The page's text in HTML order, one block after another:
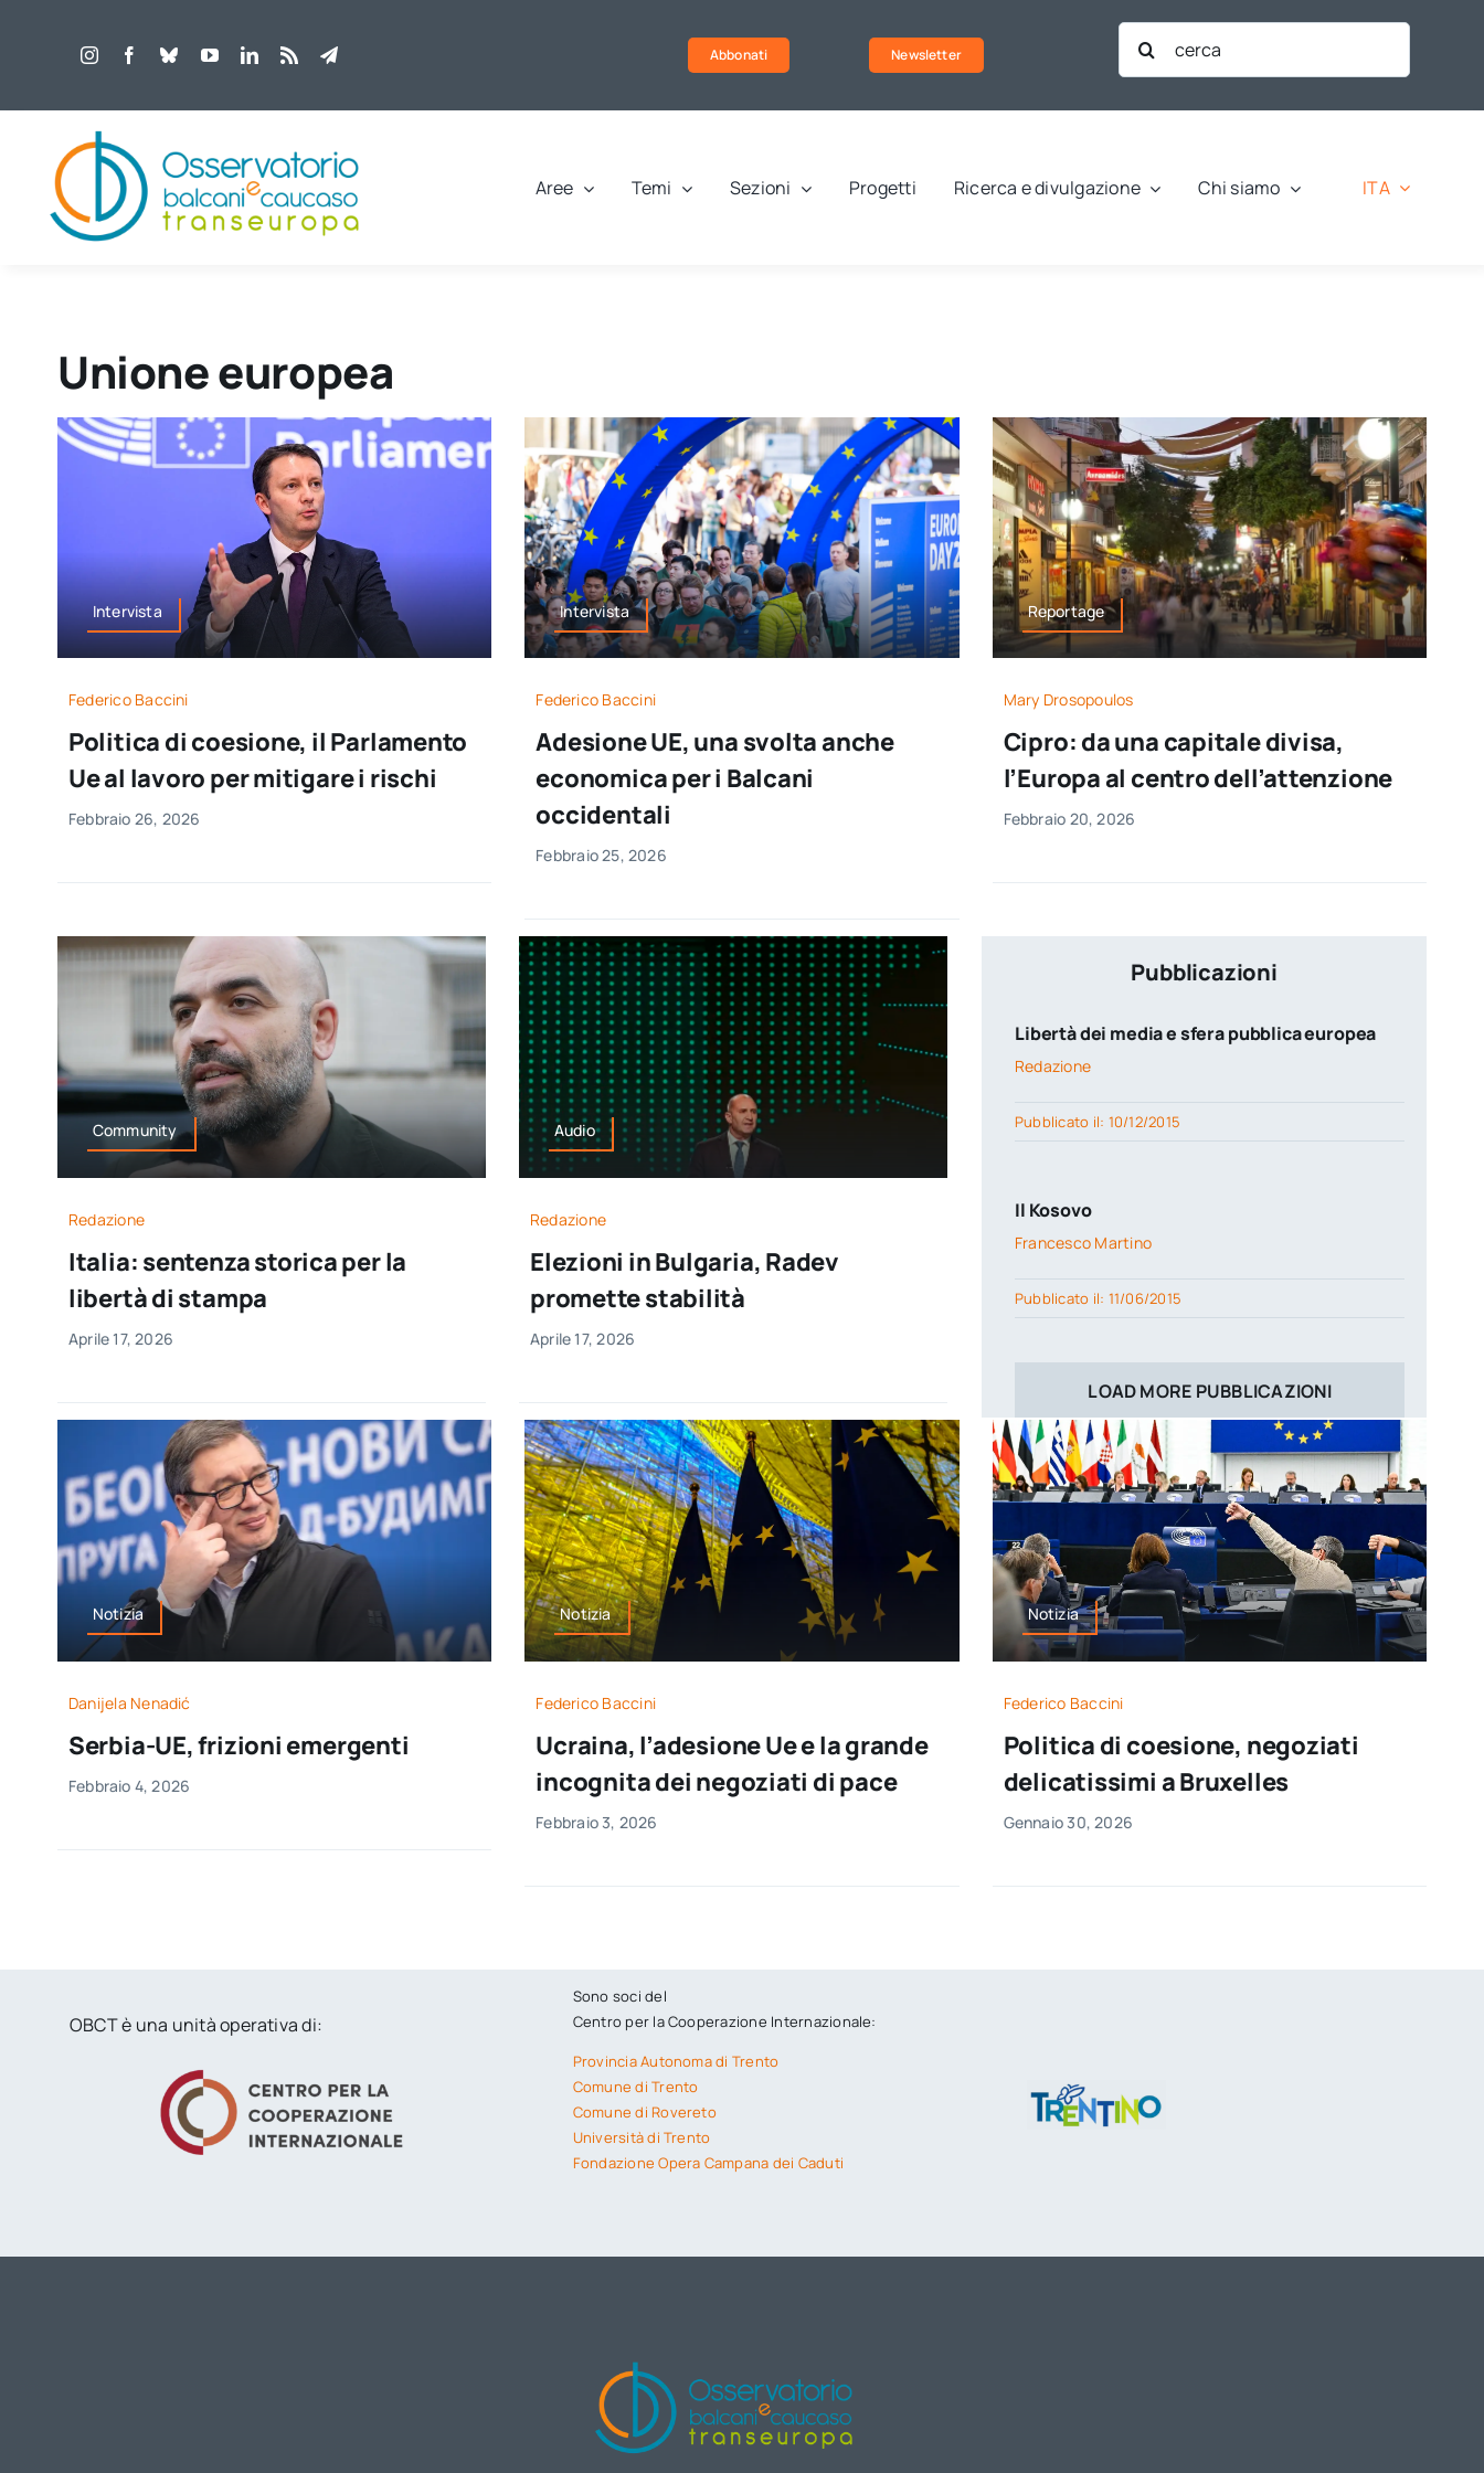
Abbonati Newsletter
Cerca
per:
Aree Temi Sezioni Progetti Ricerca e divulgazione Chi siamo ITA
Unione europea
Intervista
Federico Baccini
Politica di coesione, il Parlamento
Ue al lavoro per mitigare i rischi
Febbraio 26, 2026
Intervista
Federico Baccini
Adesione UE, una svolta anche
economica per i Balcani
occidentali
Febbraio 25, 2026
Reportage
Mary Drosopoulos
Cipro: da una capitale divisa,
l’Europa al centro dell’attenzione
Febbraio 20, 2026
Community
Redazione
Italia: sentenza storica per la
libertà di stampa
Aprile 17, 2026
Audio
Redazione
Elezioni in Bulgaria, Radev
promette stabilità
Aprile 17, 2026
Pubblicazioni
Libertà dei media e sfera pubblica europea
Redazione
Pubblicato il: 10/12/2015
Il Kosovo
Francesco Martino
Pubblicato il: 11/06/2015
LOAD MORE PUBBLICAZIONI
Notizia
Danijela Nenadić
Serbia-UE, frizioni emergenti
Febbraio 4, 2026
Notizia
Federico Baccini
Ucraina, l’adesione Ue e la grande
incognita dei negoziati di pace
Febbraio 3, 2026
Notizia
Federico Baccini
Politica di coesione, negoziati
delicatissimi a Bruxelles
Gennaio 30, 2026
OBCT è una unità operativa di:
Sono soci del
Centro per la Cooperazione Internazionale:
Provincia Autonoma di Trento
Comune di Trento
Comune di Rovereto
Università di Trento
Fondazione Opera Campana dei Caduti